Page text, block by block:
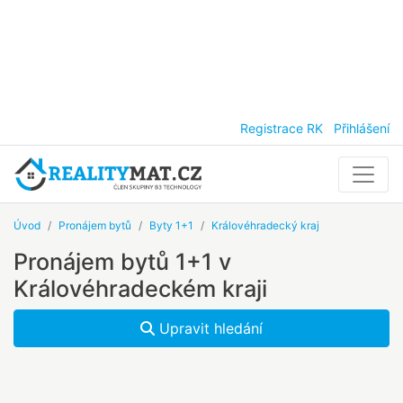
Registrace RK Přihlášení
Úvod Pronájem bytů Byty 1+1 Královéhradecký kraj
Pronájem bytů 1+1 v
Královéhradeckém kraji
Upravit hledání